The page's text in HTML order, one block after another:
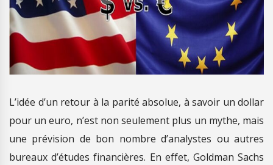
L’idée d’un retour à la parité absolue, à savoir un dollar
pour un euro, n’est non seulement plus un mythe, mais
une prévision de bon nombre d’analystes ou autres
bureaux d’études financières. En effet, Goldman Sachs